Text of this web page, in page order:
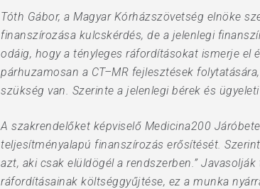
Tóth Gábor, a Magyar Kórházszövetség elnöke
finanszírozása kulcskérdés, de a jelenlegi
odáig, hogy a tényleges ráfordításokat ismerje el
párhuzamosan a CT–MR fejlesztések
szükség van. Szerinte a jelenlegi bérek és
A szakrendelőket képviselő Medicina200
teljesítményalapú finanszírozás erősítését.
azt, aki csak elüldögél a rendszerben.”
ráfordításainak költséggyűjtése, ez a munka